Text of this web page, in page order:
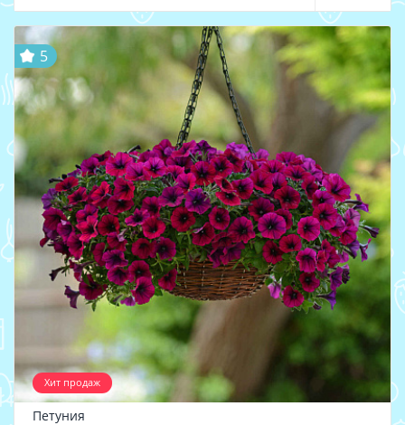
Хит продаж
5
Петуния